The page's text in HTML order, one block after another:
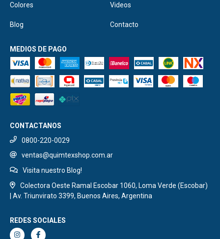
Colores Videos
Blog Contacto
MEDIOS DE PAGO
CONTACTANOS
0800-220-0029
ventas@quimtexshop.com.ar
Visita nuestro Blog!
Colectora Oeste Ramal Escobar 1060, Loma Verde (Escobar)
| Av. Triunvirato 3399, Buenos Aires, Argentina
REDES SOCIALES